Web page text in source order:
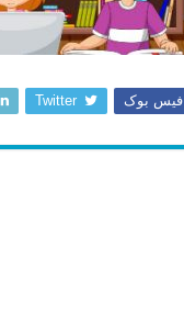
فیس بوک Twitter